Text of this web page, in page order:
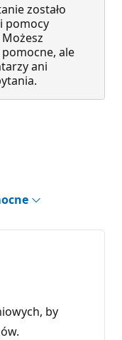
zostało
pomocy
ale
ani
by